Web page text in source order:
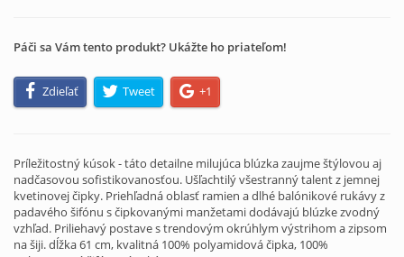
Páči sa Vám tento produkt? Ukážte ho priateľom!
Zdieľať Tweet +1
Príležitostný kúsok - táto detailne milujúca blúzka zaujme štýlovou aj
nadčasovou sofistikovanosťou. Ušľachtilý všestranný talent z jemnej
kvetinovej čipky. Priehľadná oblasť ramien a dlhé balónikové rukávy z
padavého šifónu s čipkovanými manžetami dodávajú blúzke zvodný
vzhľad. Priliehavý postave s trendovým okrúhlym výstrihom a zipsom
na šiji. dĺžka 61 cm, kvalitná 100% polyamidová čipka, 100%